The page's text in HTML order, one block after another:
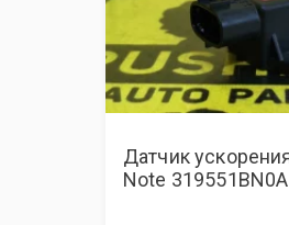
Датчик
Note